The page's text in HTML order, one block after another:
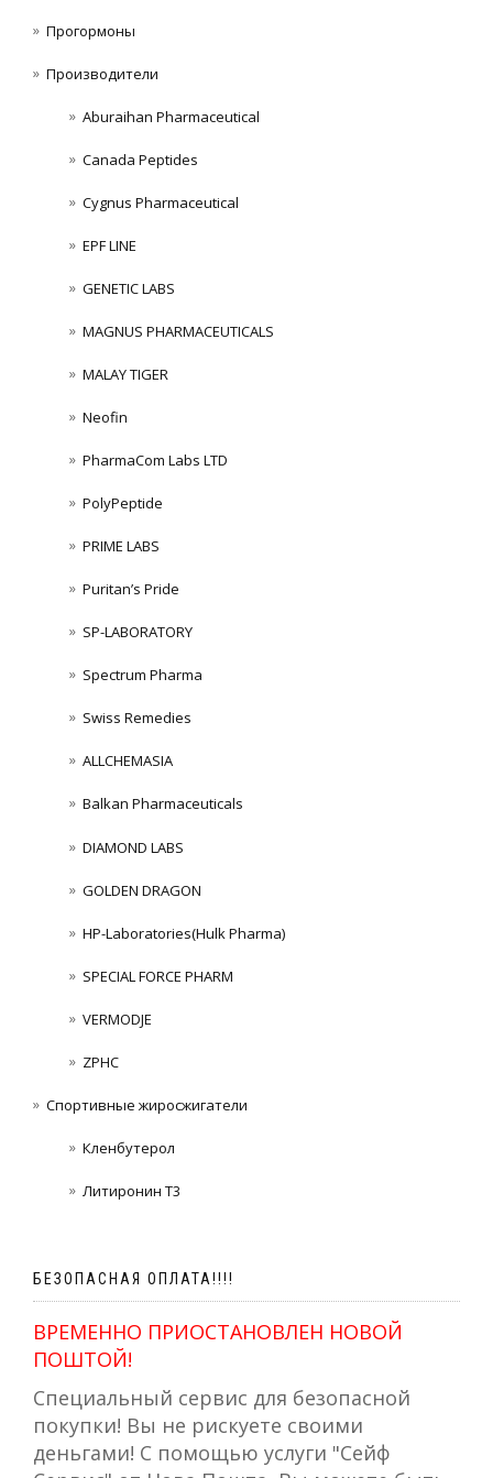
Прогормоны
Производители
Aburaihan Pharmaceutical
Canada Peptides
Cygnus Pharmaceutical
EPF LINE
GENETIC LABS
MAGNUS PHARMACEUTICALS
MALAY TIGER
Neofin
PharmaCom Labs LTD
PolyPeptide
PRIME LABS
Puritan’s Pride
SP-LABORATORY
Spectrum Pharma
Swiss Remedies
ALLCHEMASIA
Balkan Pharmaceuticals
DIAMOND LABS
GOLDEN DRAGON
HP-Laboratories(Hulk Pharma)
SPECIAL FORCE PHARM
VERMODJE
ZPHC
Спортивные жиросжигатели
Кленбутерол
Литиронин Т3
БЕЗОПАСНАЯ ОПЛАТА!!!!
ВРЕМЕННО ПРИОСТАНОВЛЕН НОВОЙ
ПОШТОЙ!
Специальный сервис для безопасной
покупки! Вы не рискуете своими
деньгами! С помощью услуги "Сейф